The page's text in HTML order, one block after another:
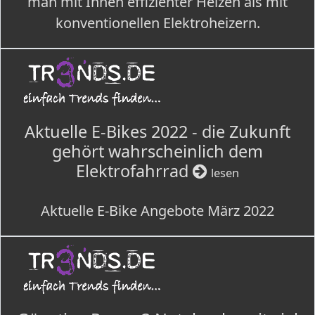
konventionellen Elektroheizern.
Aktuelle E-Bikes 2022 - die Zukunft
gehört wahrscheinlich dem
Elektrofahrrad
lesen
Aktuelle E-Bike Angebote März 2022